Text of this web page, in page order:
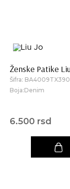
Ženske Patike
Šifra:
Boja:Denim
6.500 rsd